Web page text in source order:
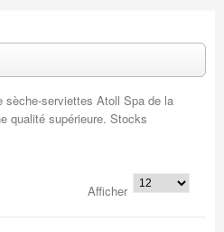
sèche-serviettes Atoll Spa de la
qualité supérieure. Stocks
Afficher